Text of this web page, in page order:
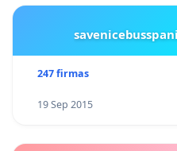
247 firmas
19 Sep 2015